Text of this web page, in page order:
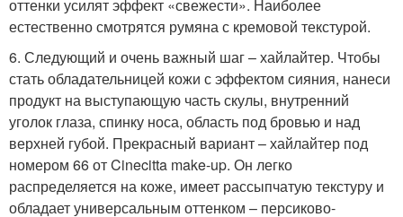
оттенки усилят эффект «свежести». Наиболее
естественно смотрятся румяна с кремовой текстурой.
6. Следующий и очень важный шаг – хайлайтер. Чтобы
стать обладательницей кожи с эффектом сияния, нанеси
продукт на выступающую часть скулы, внутренний
уголок глаза, спинку носа, область под бровью и над
верхней губой. Прекрасный вариант – хайлайтер под
номером 66 от Cinecitta make-up. Он легко
распределяется на коже, имеет рассыпчатую текстуру и
обладает универсальным оттенком – персиково-